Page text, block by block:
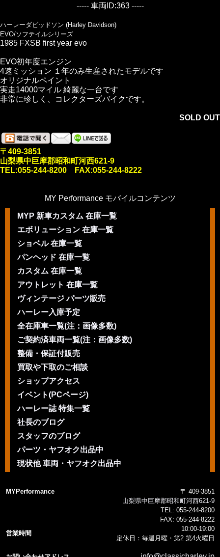
----- 車両ID:363 -----
ハーレーダビッドソン (Harley Davidson)
EVO/ソフテイルシリーズ
1985 FXSB first year evo
EVO初年度エンジン
4速ミッション １年のみ生産されたモデルです
オリジナルペイント
実走14000マイル 綺麗な一台です
非常に珍しく、コレクターズバイクです。
SOLD OUT
〒409-3851
山梨県中巨摩郡昭和町河西621-9
TEL:055-244-8200 FAX:055-244-8222
MY Performance モバイルコンテンツ
MYP 新車カスタム 在庫一覧
エボリューション 在庫一覧
ショベル 在庫一覧
パンヘッド 在庫一覧
カスタム 在庫一覧
アウトレット 在庫一覧
ヴィンテージ パーツ販売
ハーレー入庫予定
全在庫車一覧(注：画像多数)
ご契約済車両一覧(注：画像多数)
整備・保証付販売
買取や下取のご相談
ショップアクセス
イベント(PCページ)
ハーレー誌 特集一覧
社長のブログ
スタッフのブログ
パーツ・ヤフオク出品中
現状他 車両・ヤフオク出品中
MYPerformance
〒 409-3851
山梨県中巨摩郡昭和町河西621-9
TEL: 055-244-8200
FAX: 055-244-8222
営業時間
10:00-19:00
定休日：毎週月曜・第2 第4火曜日